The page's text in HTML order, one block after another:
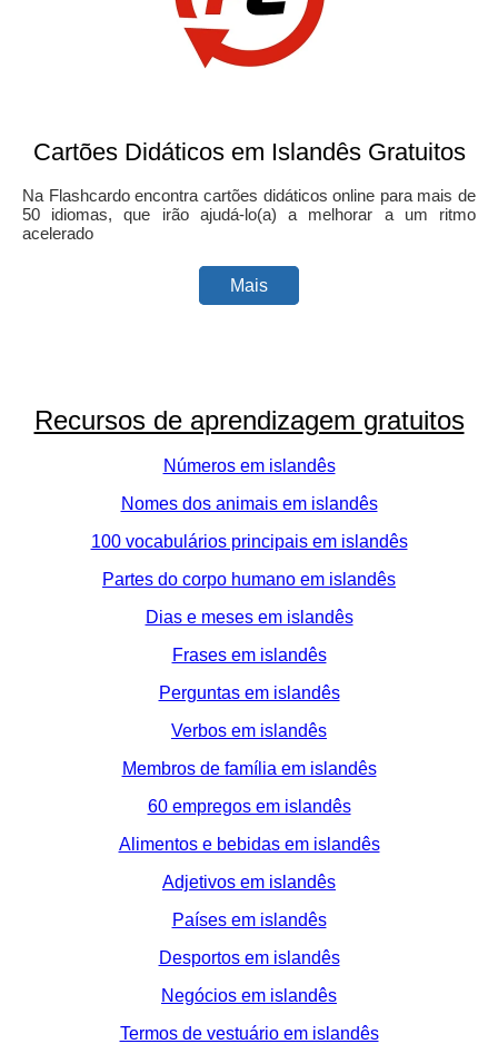
Cartões Didáticos em Islandês Gratuitos
Na Flashcardo encontra cartões didáticos online para mais de
50 idiomas, que irão ajudá-lo(a) a melhorar a um ritmo
acelerado
Mais
Recursos de aprendizagem gratuitos
Números em islandês
Nomes dos animais em islandês
100 vocabulários principais em islandês
Partes do corpo humano em islandês
Dias e meses em islandês
Frases em islandês
Perguntas em islandês
Verbos em islandês
Membros de família em islandês
60 empregos em islandês
Alimentos e bebidas em islandês
Adjetivos em islandês
Países em islandês
Desportos em islandês
Negócios em islandês
Termos de vestuário em islandês